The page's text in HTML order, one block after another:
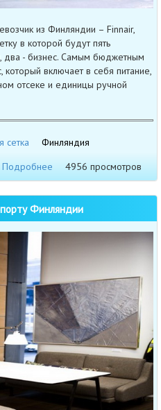
из Финляндии – Finnair,
в которой будут пять
два - бизнес. Самым бюджетным
который включает в себя питание,
отсеке и единицы ручной
сетка
Финляндия
Подробнее
4956 просмотров
Финляндии